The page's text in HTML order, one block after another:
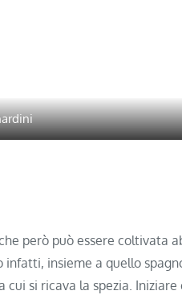
però può essere coltivata
insieme a quello
si ricava la spezia.